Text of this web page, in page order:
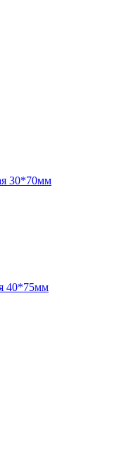
30*70мм
40*75мм